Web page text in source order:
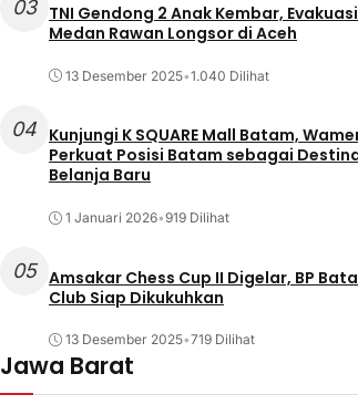
03
TNI Gendong 2 Anak Kembar,
Medan Rawan Longsor di Aceh
13 Desember 2025•1.040 Dilihat
04 Kunjungi K SQUARE Mall Batam,
Perkuat Posisi Batam sebagai
Belanja Baru
1 Januari 2026•919 Dilihat
05 Amsakar Chess Cup II Digelar, BP
Club Siap Dikukuhkan
13 Desember 2025•719 Dilihat
Jawa Barat